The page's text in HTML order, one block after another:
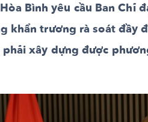
Bình yêu cầu Ban Chỉ
khẩn trương rà soát đầy
xây dựng được